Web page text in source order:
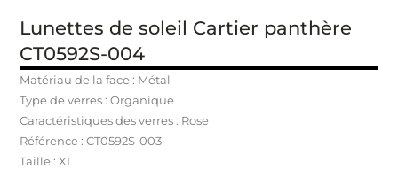
Lunettes de soleil Cartier panthère
CT0592S-004
Matériau de la face : Métal
Type de verres : Organique
Caractéristiques des verres : Rose
Référence : CT0592S-003
Taille : XL